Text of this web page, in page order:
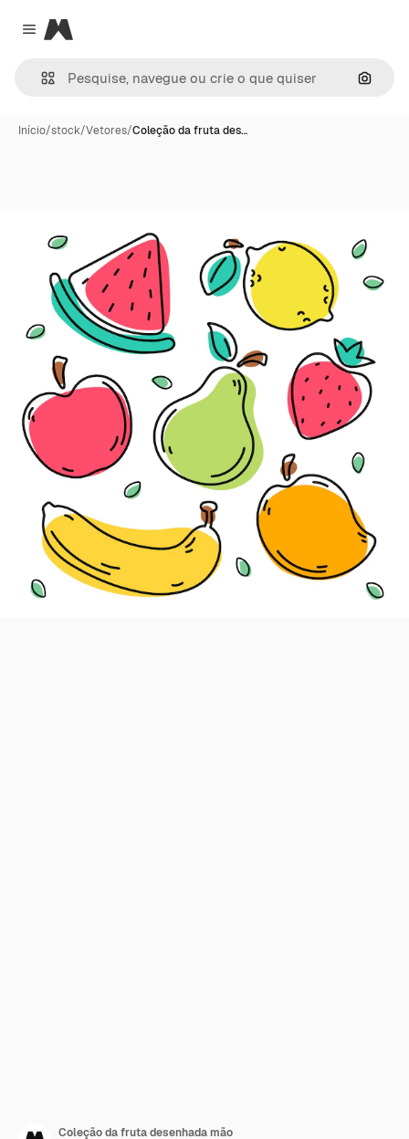
Close menu
Magnific
Início/stock/Vetores/Coleção da fruta des…
Coleção da fruta desenhada mão